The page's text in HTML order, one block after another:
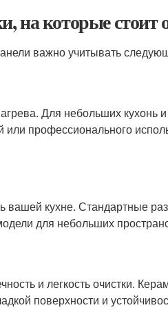
на которые стоит
важно учитывать
Для небольших кухонь
профессионального
вашей кухне. Стандартные
для небольших
и легкость очистки.
поверхности и